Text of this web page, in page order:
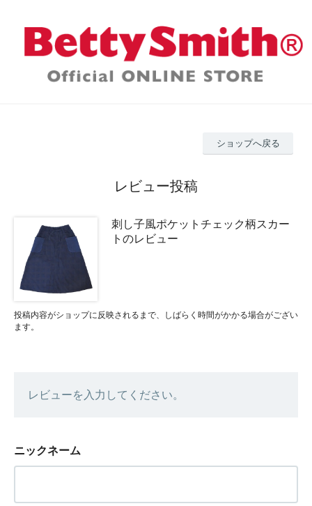
ショップへ戻る
レビュー投稿
刺し子風ポケットチェック柄スカー
トのレビュー
投稿内容がショップに反映されるまで、しばらく時間がかかる場合がござい
ます。
レビューを入力してください。
ニックネーム